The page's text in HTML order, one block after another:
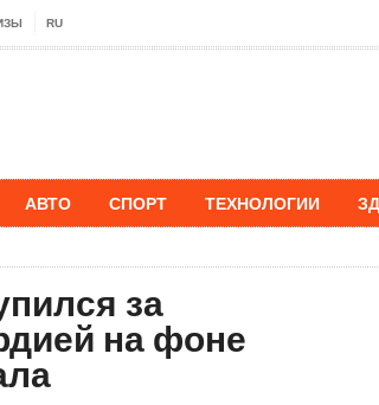
RU
АВТО СПОРТ ТЕХНОЛОГИИ
за
на фоне